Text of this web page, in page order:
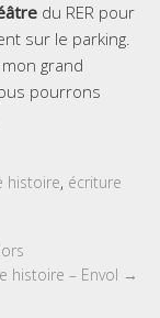
du RER pour
sur le parking.
grand
pourrons
histoire, écriture
histoire – Envol →